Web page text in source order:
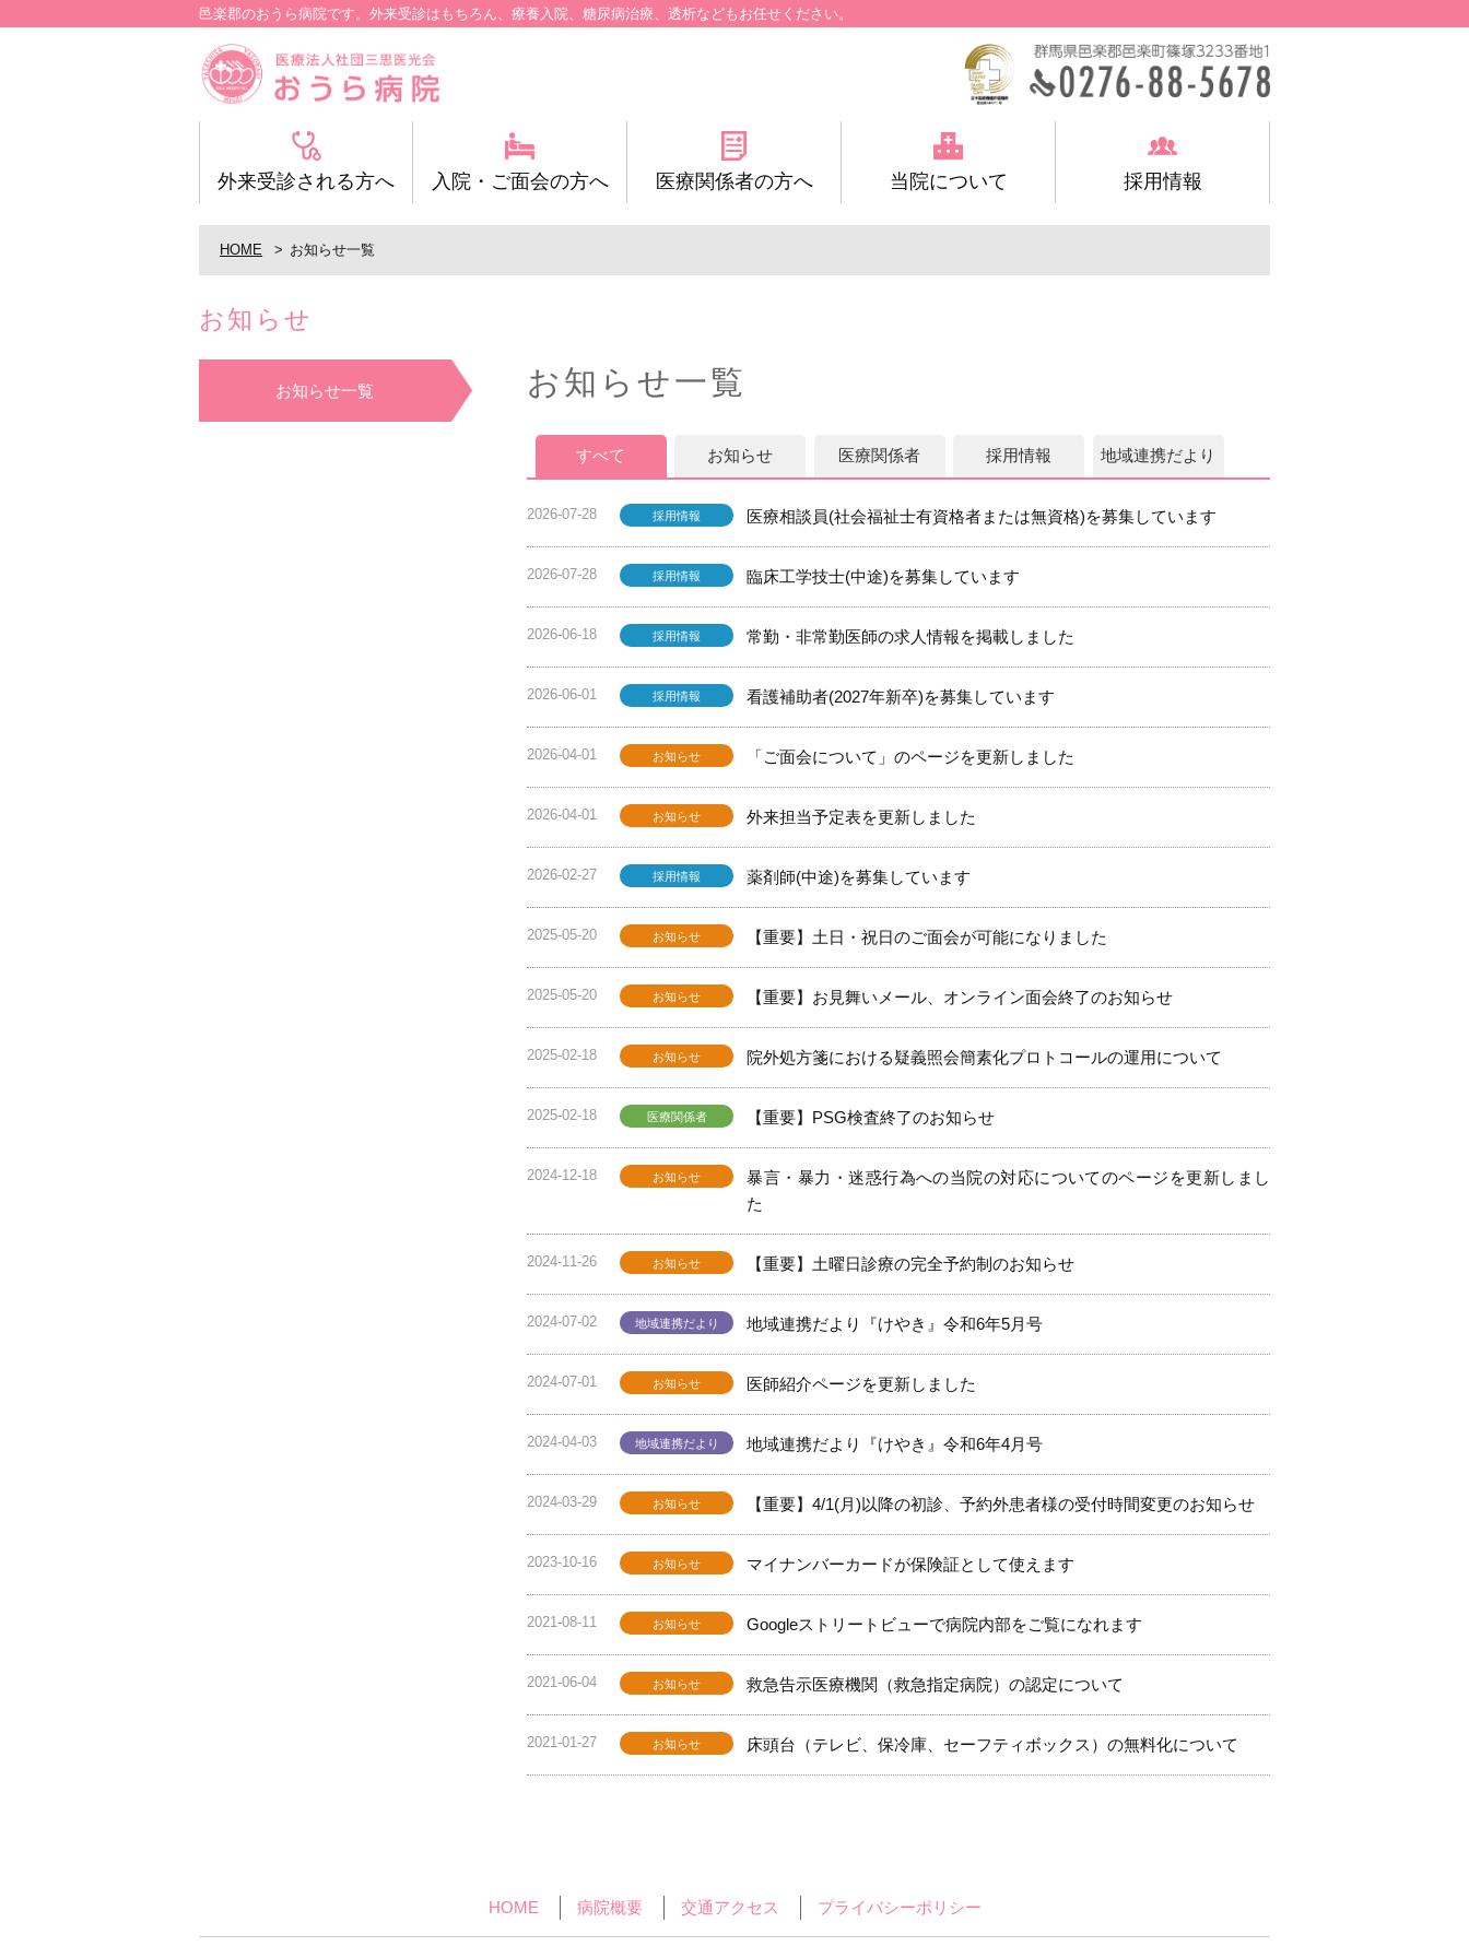
邑楽郡のおうら病院です。外来受診はもちろん、療養入院、糖尿病治療、透析などもお任せください。
外来受診される方へ 入院・ご面会の方へ 医療関係者の方へ 当院について 採用情報
HOME お知らせ一覧
お知らせ
お知らせ一覧 お知らせ一覧
すべて お知らせ 医療関係者 採用情報 地域連携だより
2026-07-28 採用情報 医療相談員(社会福祉士有資格者または無資格)を募集しています
2026-07-28 採用情報 臨床工学技士(中途)を募集しています
2026-06-18 採用情報 常勤・非常勤医師の求人情報を掲載しました
2026-06-01 採用情報 看護補助者(2027年新卒)を募集しています
2026-04-01 お知らせ 「ご面会について」のページを更新しました
2026-04-01 お知らせ 外来担当予定表を更新しました
2026-02-27 採用情報 薬剤師(中途)を募集しています
2025-05-20 お知らせ 【重要】土日・祝日のご面会が可能になりました
2025-05-20 お知らせ 【重要】お見舞いメール、オンライン面会終了のお知らせ
2025-02-18 お知らせ 院外処方箋における疑義照会簡素化プロトコールの運用について
2025-02-18 医療関係者 【重要】PSG検査終了のお知らせ
2024-12-18 お知らせ
暴言・暴力・迷惑行為への当院の対応についてのページを更新しまし
た
2024-11-26 お知らせ 【重要】土曜日診療の完全予約制のお知らせ
2024-07-02 地域連携だより 地域連携だより『けやき』令和6年5月号
2024-07-01 お知らせ 医師紹介ページを更新しました
2024-04-03 地域連携だより 地域連携だより『けやき』令和6年4月号
2024-03-29 お知らせ 【重要】4/1(月)以降の初診、予約外患者様の受付時間変更のお知らせ
2023-10-16 お知らせ マイナンバーカードが保険証として使えます
2021-08-11 お知らせ Googleストリートビューで病院内部をご覧になれます
2021-06-04 お知らせ 救急告示医療機関（救急指定病院）の認定について
2021-01-27 お知らせ 床頭台（テレビ、保冷庫、セーフティボックス）の無料化について
HOME 病院概要 交通アクセス プライバシーポリシー